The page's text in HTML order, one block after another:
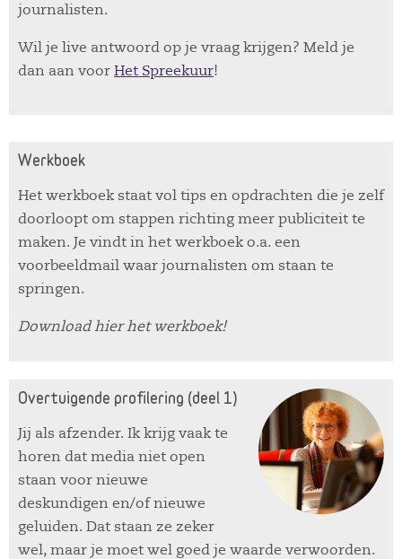
journalisten.
Wil je live antwoord op je vraag krijgen? Meld je
dan aan voor Het Spreekuur!
Werkboek
Het werkboek staat vol tips en opdrachten die je zelf
doorloopt om stappen richting meer publiciteit te
maken. Je vindt in het werkboek o.a. een
voorbeeldmail waar journalisten om staan te
springen.
Download hier het werkboek!
Overtuigende profilering (deel 1)
Jij als afzender. Ik krijg vaak te
horen dat media niet open
staan voor nieuwe
deskundigen en/of nieuwe
geluiden. Dat staan ze zeker
wel, maar je moet wel goed je waarde verwoorden.